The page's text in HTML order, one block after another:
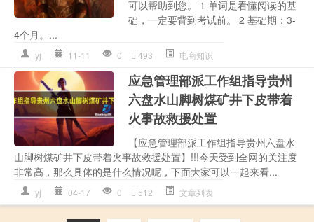
可以帮助到您。 1 单词是看懂阅读的基
础，一定要背到考试前。 2 基础期：3-
4个月。...
yj 11-11 0 493 电商知识
应急管理部派工作组指导贵州
六盘水山脚树煤矿井下皮带着
火事故救援处置
【应急管理部派工作组指导贵州六盘水
山脚树煤矿井下皮带着火事故救援处置】!!!今天受到全网的关注度
非常高，那么具体的是什么情况呢，下面大家可以一起来看...
yj 04-17 0 512 文章列表